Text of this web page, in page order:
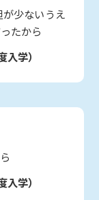
少ないうえ
たから
入学）
入学）